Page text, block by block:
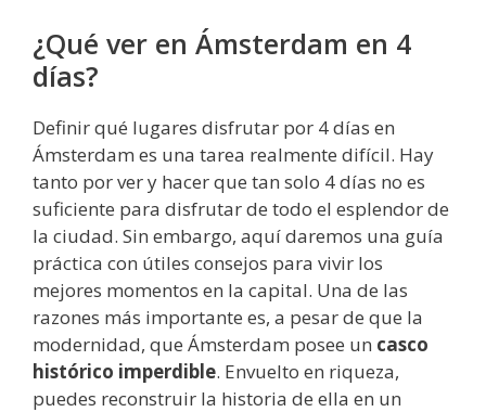
¿Qué ver en Ámsterdam en 4
días?
Definir qué lugares disfrutar por 4 días en
Ámsterdam es una tarea realmente difícil. Hay
tanto por ver y hacer que tan solo 4 días no es
suficiente para disfrutar de todo el esplendor de
la ciudad. Sin embargo, aquí daremos una guía
práctica con útiles consejos para vivir los
mejores momentos en la capital. Una de las
razones más importante es, a pesar de que la
modernidad, que Ámsterdam posee un casco
histórico imperdible. Envuelto en riqueza,
puedes reconstruir la historia de ella en un